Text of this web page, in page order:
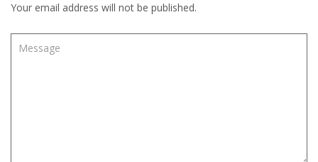
Your email address will not be published.